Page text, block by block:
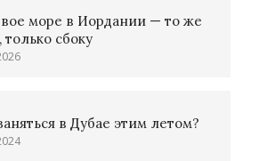
море в Иордании — то же
только сбоку
в Дубае этим летом?